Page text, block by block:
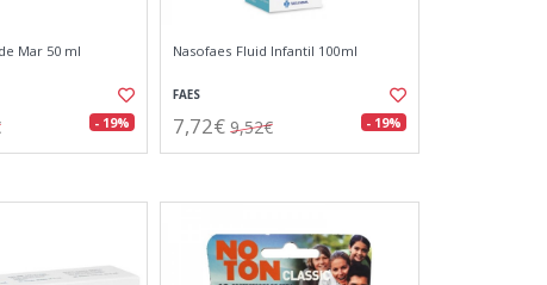
Mar 50 ml
- 19%
Nasofaes Fluid Infantil 100ml
FAES
7,72€ 9,52€ - 19%